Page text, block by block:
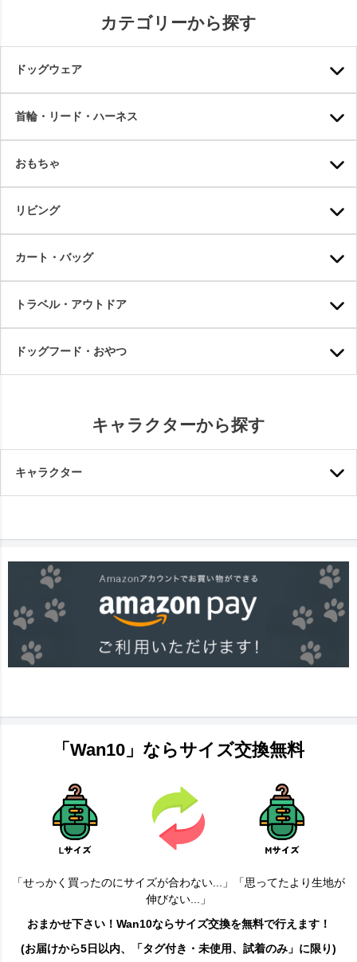
カテゴリーから探す
ドッグウェア
首輪・リード・ハーネス
おもちゃ
リビング
カート・バッグ
トラベル・アウトドア
ドッグフード・おやつ
キャラクターから探す
キャラクター
「Wan10」ならサイズ交換無料
「せっかく買ったのにサイズが合わない...」「思ってたより生地が
伸びない...」
おまかせ下さい！Wan10ならサイズ交換を無料で行えます！
(お届けから5日以内、「タグ付き・未使用、試着のみ」に限り)